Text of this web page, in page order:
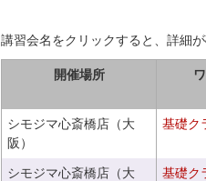
講習会名をクリックすると、詳細
開催場所
シモジマ心斎橋店（大
阪）
基礎ク
シモジマ心斎橋店（大
基礎ク